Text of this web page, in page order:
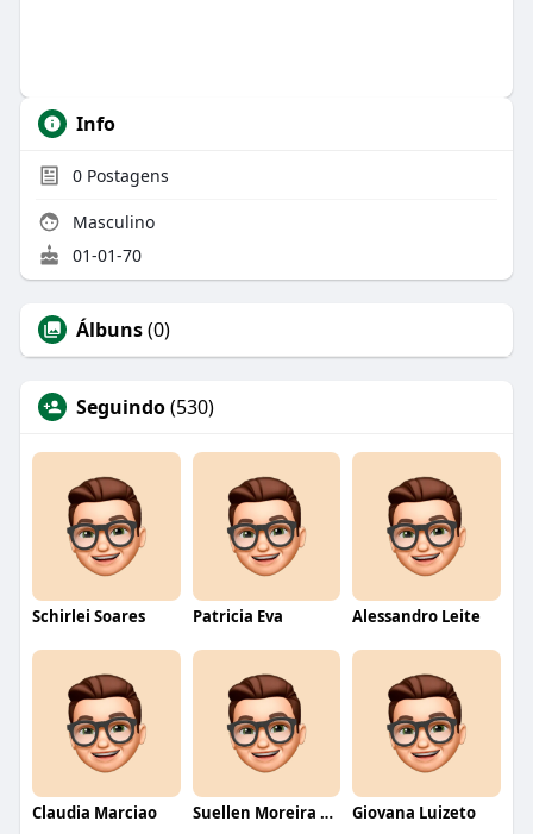
Info
0Postagens
Masculino
01-01-70
Álbuns(0)
Seguindo(530)
Schirlei Soares Patricia Eva Alessandro Leite
Claudia Marciao Suellen Moreira Parente de Oliveira Giovana Luizeto